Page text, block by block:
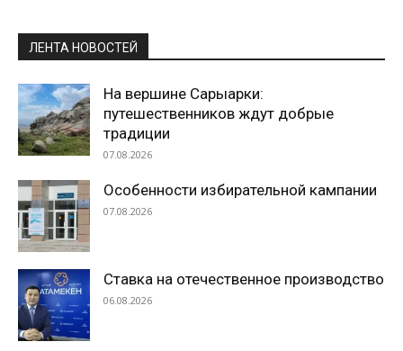
ЛЕНТА НОВОСТЕЙ
На вершине Сарыарки:
путешественников ждут добрые
традиции
07.08.2026
Особенности избирательной кампании
07.08.2026
Ставка на отечественное производство
06.08.2026